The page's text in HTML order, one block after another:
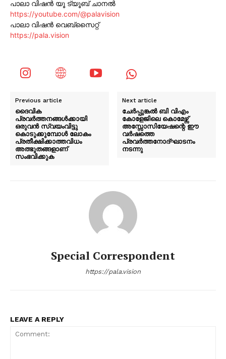
പാലാ വിഷൻ യൂ ട്യൂബ് ചാനൽ
https://youtube.com/@palavision
പാലാ വിഷൻ വെബ്സൈറ്റ്
https://pala.vision
Previous article
ദൈവിക
പ്രവർത്തനങ്ങൾക്കായി
ഒരുവൻ സ്വയംവിട്ടു
കൊടുക്കുമ്പോൾ ലോകം
പ്രതീക്ഷിക്കാത്തവിധം
അത്ഭുതങ്ങളാണ്
സംഭവിക്കുക
Next article
ചേർപ്പുങ്കൽ ബി വിഎം
കോളേജിലെ കൊമേഴ്സ്
അസ്സോസിയേഷന്റെ ഈ
വർഷത്തെ
പ്രവർത്തനോദ്ഘാടനം
നടന്നു
Special Correspondent
https://pala.vision
LEAVE A REPLY